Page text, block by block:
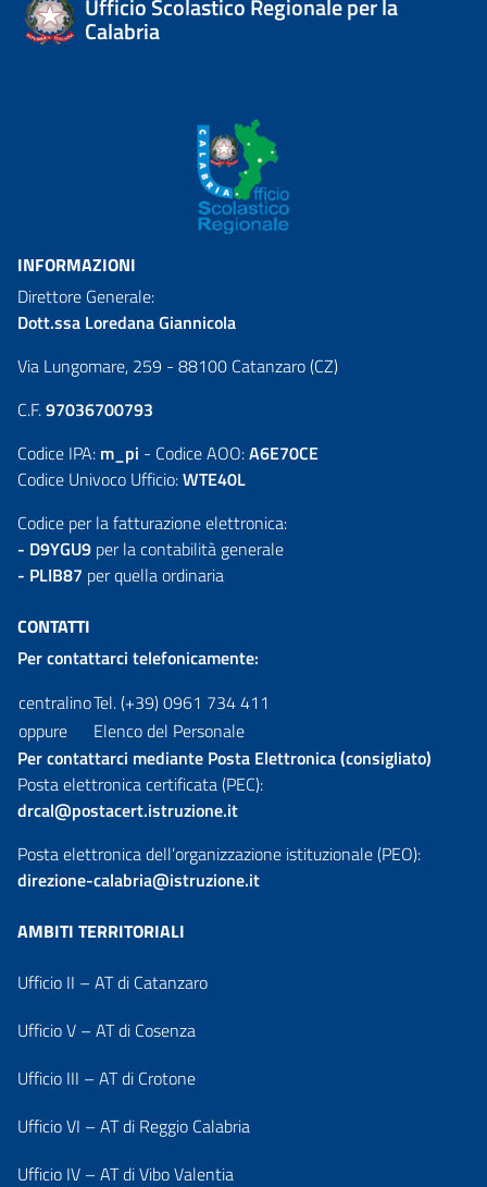
Calabria
INFORMAZIONI
Direttore Generale:
Dott.ssa Loredana Giannicola
Via Lungomare, 259 - 88100 Catanzaro (CZ)
C.F.97036700793
Codice IPA: m_pi - Codice AOO:A6E70CE
Codice Univoco Ufficio:WTE40L
Codice per la fatturazione elettronica:
- D9YGU9 per la contabilità generale
- PLIB87 per quella ordinaria
CONTATTI
Per contattarci telefonicamente:
centralinoTel. (+39) 0961 734 411
oppure
Elenco del Personale
Per contattarci mediante Posta Elettronica (consigliato)
Posta elettronica certificata (PEC):
drcal@postacert.istruzione.it
Posta elettronica dell’organizzazione istituzionale (PEO):
direzione-calabria@istruzione.it
AMBITI TERRITORIALI
Ufficio II – AT di Catanzaro
Ufficio V – AT di Cosenza
Ufficio III – AT di Crotone
Ufficio VI – AT di Reggio Calabria
Ufficio IV – AT di Vibo Valentia